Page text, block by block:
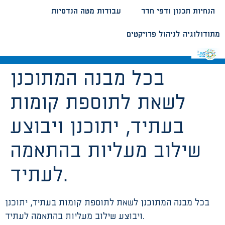
עבודות מטה הנדסיות הנחיות תכנון ודפי חדר
מתודולוגיה לניהול פרויקטים
בכל מבנה המתוכנן
לשאת לתוספת קומות
בעתיד, יתוכנן ויבוצע
שילוב מעליות בהתאמה
לעתיד.
בכל מבנה המתוכנן לשאת לתוספת קומות בעתיד, יתוכנן
ויבוצע שילוב מעליות בהתאמה לעתיד.